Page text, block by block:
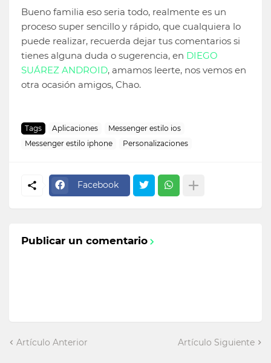
Bueno familia eso seria todo, realmente es un
proceso super sencillo y rápido, que cualquiera lo
puede realizar, recuerda dejar tus comentarios si
tienes alguna duda o sugerencia, en DIEGO
SUÁREZ ANDROID, amamos leerte, nos vemos en
otra ocasión amigos, Chao.
Tags Aplicaciones
Messenger estilo ios
Messenger estilo iphone
Personalizaciones
Facebook
Publicar un comentario
Artículo Anterior Artículo Siguiente